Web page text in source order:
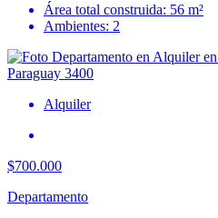
Área total construida: 56 m²
Ambientes: 2
Alquiler
$700.000
Departamento